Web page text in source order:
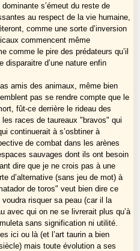
s’émeut du reste de
au respect de la vie humaine,
comme une sorte d’inversion
commencent même
comme le pire des prédateurs qu’il
d’une nature enfin
amis des animaux, même bien
pas se rendre compte que le
fût-ce derrière le rideau des
races de taureaux "bravos" qui
continuerait à s’osbtiner à
de combat dans les arènes
sauvages dont ils ont besoin
dire que je ne crois pas à une
d’alternative (sans jeu de mot) à
de toros" veut bien dire ce
risquer sa peau (car il la
avec qui on ne se livrerait plus qu’à
sans signification ni utilité.
ici ou là (et l’art taurin a bien
mais toute évolution a ses